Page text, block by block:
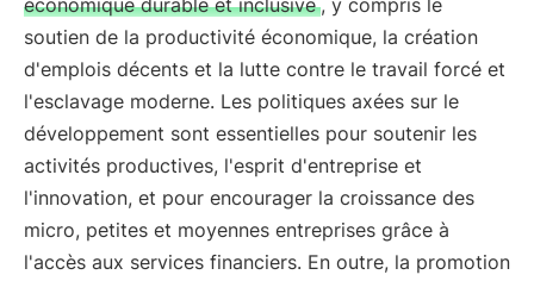
économique durable et inclusive , y compris le
soutien de la productivité économique, la création
d'emplois décents et la lutte contre le travail forcé et
l'esclavage moderne. Les politiques axées sur le
développement sont essentielles pour soutenir les
activités productives, l'esprit d'entreprise et
l'innovation, et pour encourager la croissance des
micro, petites et moyennes entreprises grâce à
l'accès aux services financiers. En outre, la promotion